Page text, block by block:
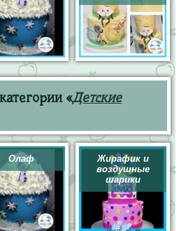
«Детские
Олаф
Жирафик и
воздушные
шарики